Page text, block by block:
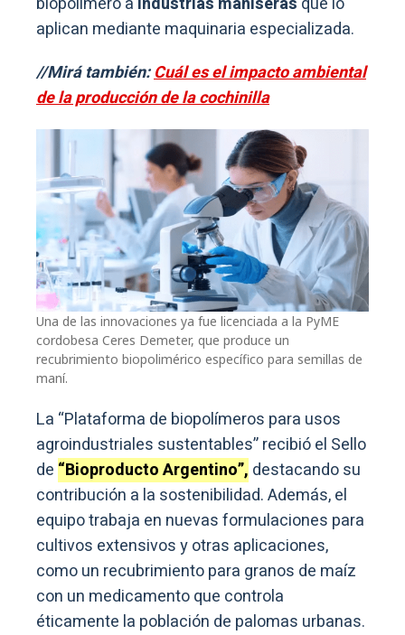
aplican mediante maquinaria especializada.
//Mirá también:Cuál es el impacto ambiental
de la producción de la cochinilla
Una de las innovaciones ya fue licenciada a la PyME
cordobesa Ceres Demeter, que produce un
recubrimiento biopolimérico específico para semillas de
maní.
La “Plataforma de biopolímeros para usos
agroindustriales sustentables” recibió el Sello
de “Bioproducto Argentino”, destacando su
contribución a la sostenibilidad. Además, el
equipo trabaja en nuevas formulaciones para
cultivos extensivos y otras aplicaciones,
como un recubrimiento para granos de maíz
con un medicamento que controla
éticamente la población de palomas urbanas.